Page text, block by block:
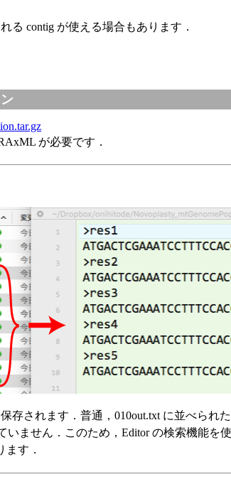
る contig が使える場合もあります．
が必要です．
存されます．普通，010out.txt に並べられた
いません．このため，Editor の検索機能を
す．